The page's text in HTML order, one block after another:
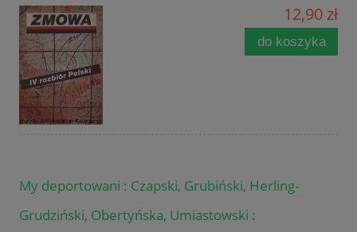
12,90 zł
do koszyka
My deportowani : Czapski, Grubiński, Herling-
Grudziński, Obertyńska, Umiastowski :